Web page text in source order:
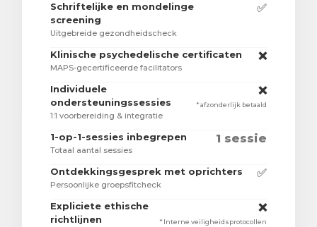
Schriftelijke en mondelinge
screening
Uitgebreide gezondheidscheck
✅
Klinische psychedelische certificaten
MAPS-gecertificeerde facilitators
❌
Individuele
ondersteuningssessies
1:1 voorbereiding & integratie
❌
* afzonderlijk betaald
1-op-1-sessies inbegrepen
Totaal aantal sessies
1 sessie
Ontdekkingsgesprek met oprichters
Persoonlijke groepsfitcheck
✅
Expliciete ethische
richtlijnen
❌
* Interne veiligheidsprotocollen